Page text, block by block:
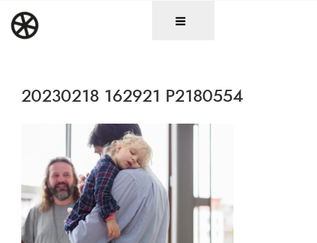
Inhalt
springen
20230218 162921 P2180554